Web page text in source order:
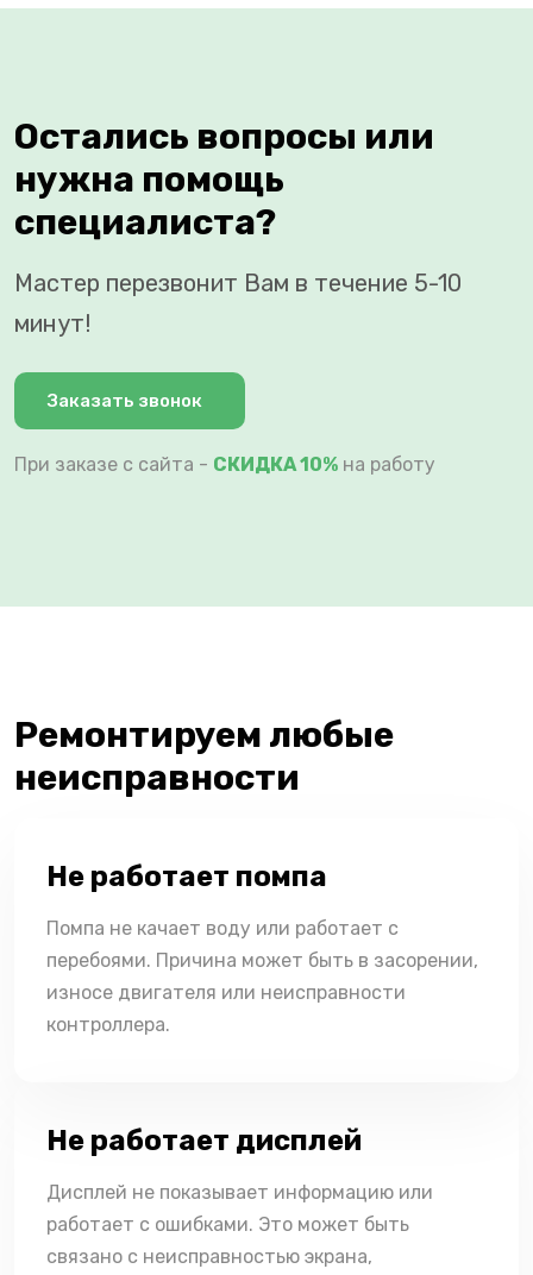
Остались вопросы или
нужна помощь
специалиста?
Мастер перезвонит Вам в течение 5-10
минут!
Заказать звонок
При заказе с сайта - СКИДКА 10% на работу
Ремонтируем любые
неисправности
Не работает помпа
Помпа не качает воду или работает с
перебоями. Причина может быть в засорении,
износе двигателя или неисправности
контроллера.
Не работает дисплей
Дисплей не показывает информацию или
работает с ошибками. Это может быть
связано с неисправностью экрана,